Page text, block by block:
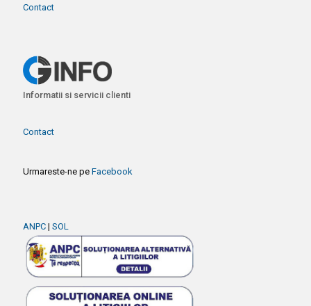
Contact
Informatii si servicii clienti
Contact
Urmareste-ne pe Facebook
ANPC | SOL